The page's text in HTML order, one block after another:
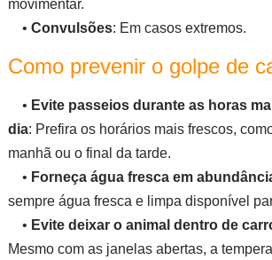
movimentar.
• Convulsões: Em casos extremos.
Como prevenir o golpe de
• Evite passeios durante as horas
dia: Prefira os horários mais frescos,
manhã ou o final da tarde.
• Forneça água fresca em
sempre água fresca e limpa disponível
• Evite deixar o animal dentro de
Mesmo com as janelas abertas, a